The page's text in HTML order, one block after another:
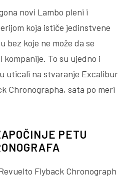
novi Lambo pleni i
koja ističe jedinstvene
bez koje ne može da se
kompanije. To su ujedno i
uticali na stvaranje Excalibur
Chronographa, sata po meri
PETU
Flyback Chronograph